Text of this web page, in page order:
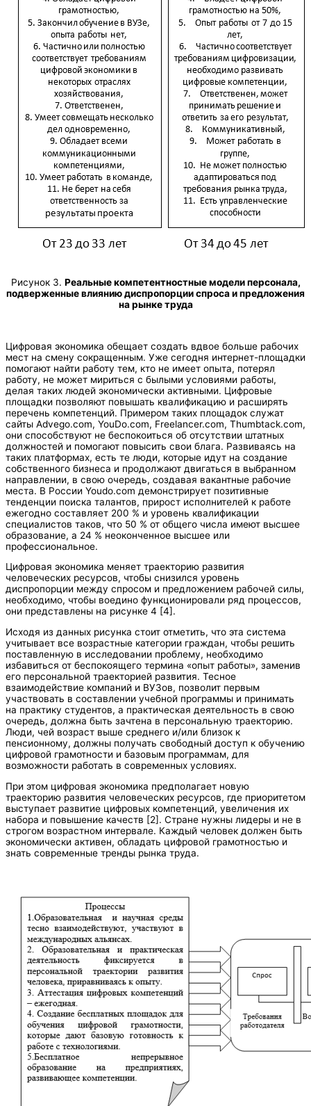
Рисунок 3. Реальные компетентностные модели персонала,
подверженные влиянию диспропорции спроса и предложения
на рынке труда
Цифровая экономика обещает создать вдвое больше рабочих
мест на смену сокращенным. Уже сегодня интернет-площадки
помогают найти работу тем, кто не имеет опыта, потерял
работу, не может мириться с былыми условиями работы,
делая таких людей экономически активными. Цифровые
площадки позволяют повышать квалификацию и расширять
перечень компетенций. Примером таких площадок служат
сайты Аdvego.com, YouDo.com, Freelancer.com, Thumbtack.com,
они способствуют не беспокоиться об отсутствии штатных
должностей и помогают повысить свои блага. Развиваясь на
таких платформах, есть те люди, которые идут на создание
собственного бизнеса и продолжают двигаться в выбранном
направлении, в свою очередь, создавая вакантные рабочие
места. В России Youdo.com демонстрирует позитивные
тенденции поиска талантов, прирост исполнителей к работе
ежегодно составляет 200 % и уровень квалификации
специалистов таков, что 50 % от общего числа имеют высшее
образование, а 24 % неоконченное высшее или
профессиональное.
Цифровая экономика меняет траекторию развития
человеческих ресурсов, чтобы снизился уровень
диспропорции между спросом и предложением рабочей силы,
необходимо, чтобы воедино функционировали ряд процессов,
они представлены на рисунке 4 [4].
Исходя из данных рисунка стоит отметить, что эта система
учитывает все возрастные категории граждан, чтобы решить
поставленную в исследовании проблему, необходимо
избавиться от беспокоящего термина «опыт работы», заменив
его персональной траекторией развития. Тесное
взаимодействие компаний и ВУЗов, позволит первым
участвовать в составлении учебной программы и принимать
на практику студентов, а практическая деятельность в свою
очередь, должна быть зачтена в персональную траекторию.
Люди, чей возраст выше среднего и/или близок к
пенсионному, должны получать свободный доступ к обучению
цифровой грамотности и базовым программам, для
возможности работать в современных условиях.
При этом цифровая экономика предполагает новую
траекторию развития человеческих ресурсов, где приоритетом
выступает развитие цифровых компетенций, увеличения их
набора и повышение качеств [2]. Стране нужны лидеры и не в
строгом возрастном интервале. Каждый человек должен быть
экономически активен, обладать цифровой грамотностью и
знать современные тренды рынка труда.